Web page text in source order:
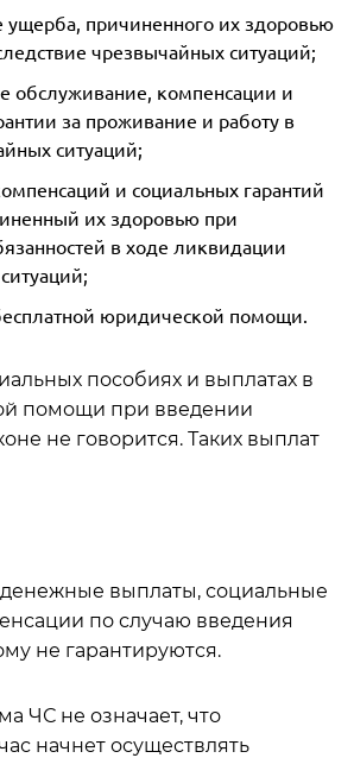
причиненного их здоровью
чрезвычайных ситуаций;
обслуживание, компенсации и
за проживание и работу в
ситуаций;
и социальных гарантий
их здоровью при
в ходе ликвидации
юридической помощи.
пособиях и выплатах в
помощи при введении
не говорится. Таких выплат
выплаты, социальные
по случаю введения
не гарантируются.
ЧС не означает, что
начнет осуществлять